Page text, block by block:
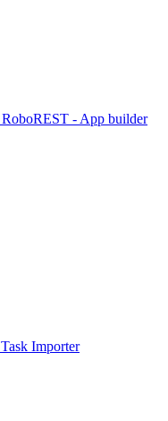
RoboREST - App builder
Task Importer